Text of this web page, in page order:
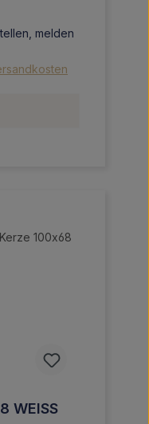
melden
WEISS